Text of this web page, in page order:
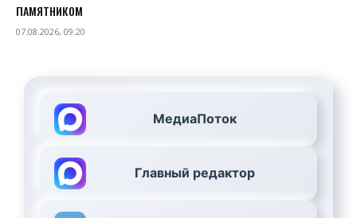
ПАМЯТНИКОМ
07.08.2026, 09:20
МедиаПоток
Главный редактор